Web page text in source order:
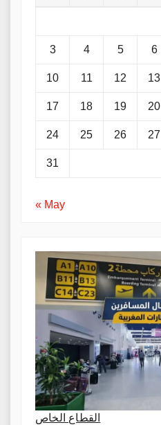
3 4 5 6
10 11 12 13
17 18 19 20
24 25 26 27
31
« May
القطاع الخاص